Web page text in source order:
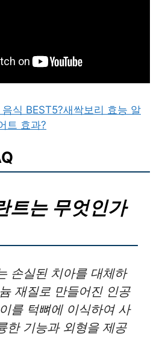
식 BEST5?새싹보리 효능 알
트 효과?
트는 무엇인가
손실된 치아를 대체하
재질로 만들어진 인공
를 턱뼈에 이식하여 사
한 기능과 외형을 제공